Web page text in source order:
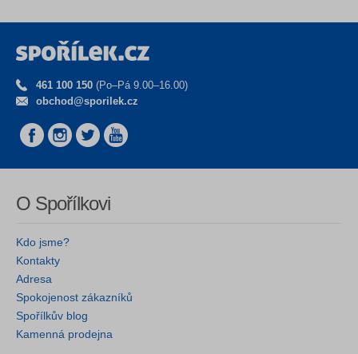
461 100 150 (Po–Pá 9.00–16.00)
obchod@sporilek.cz
O Spořílkovi
Kdo jsme?
Kontakty
Adresa
Spokojenost zákazníků
Spořílkův blog
Kamenná prodejna